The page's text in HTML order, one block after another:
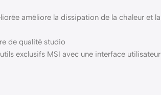
améliore la dissipation de la chaleur et la
de qualité studio
exclusifs MSI avec une interface utilisateur